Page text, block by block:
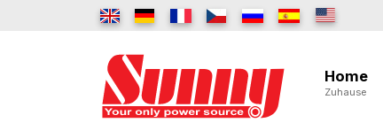
Home
Zuhause